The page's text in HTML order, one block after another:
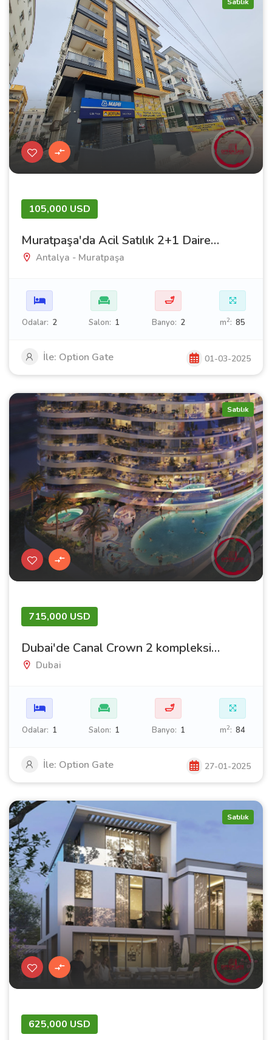
105,000 USD
Muratpaşa'da Acil Satılık 2+1 Daire – Harika Fiyat!
Antalya - Muratpaşa
Odalar: 2 Salon: 1
🛁
Banyo: 2 m2: 85
İle: Option Gate 01-03-2025
Satılık
715,000 USD
Dubai'de Canal Crown 2 kompleksi içinde satılık daireler
Dubai
Odalar: 1 Salon: 1
🛁
Banyo: 1 m2: 84
İle: Option Gate 27-01-2025
Satılık
625,000 USD